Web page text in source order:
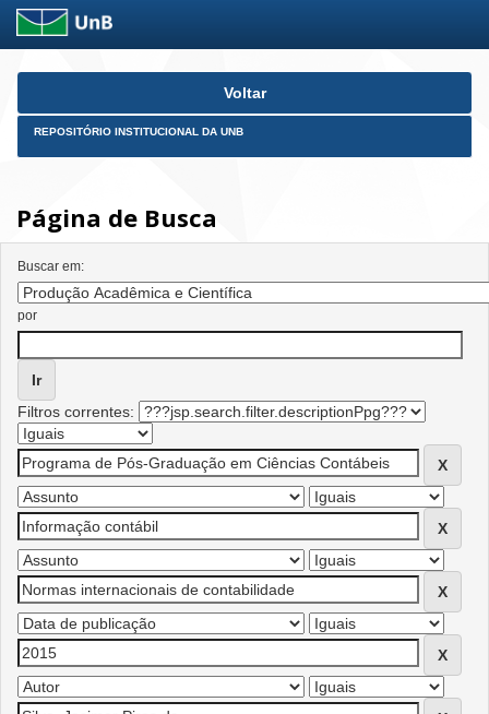
Skip
Voltar
REPOSITÓRIO INSTITUCIONAL DA UNB
Página de Busca
Buscar em:
por
Filtros correntes: